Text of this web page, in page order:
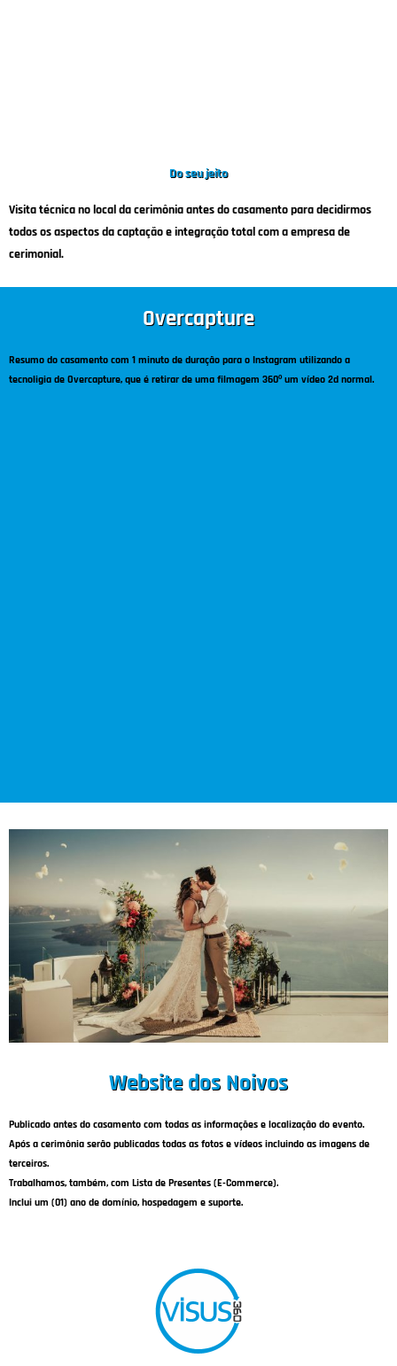
Do seu jeito
Visita técnica no local da cerimônia antes do casamento para decidirmos
todos os aspectos da captação e integração total com a empresa de
cerimonial.
Overcapture
Resumo do casamento com 1 minuto de duração para o Instagram utilizando a
tecnoligia de Overcapture, que é retirar de uma filmagem 360º um vídeo 2d normal.
Website dos Noivos
Publicado antes do casamento com todas as informações e localização do evento.
Após a cerimônia serão publicadas todas as fotos e vídeos incluindo as imagens de
terceiros.
Trabalhamos, também, com Lista de Presentes (E-Commerce).
Inclui um (01) ano de domínio, hospedagem e suporte.